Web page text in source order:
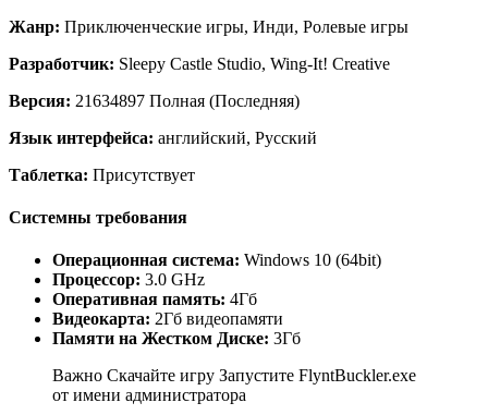
Жанр: Приключенческие игры, Инди, Ролевые игры
Разработчик: Sleepy Castle Studio, Wing-It! Creative
Версия: 21634897 Полная (Последняя)
Язык интерфейса: английский, Русский
Таблетка: Присутствует
Системны требования
Операционная система: Windows 10 (64bit)
Процессор: 3.0 GHz
Оперативная память: 4Гб
Видеокарта: 2Гб видеопамяти
Памяти на Жестком Диске: 3Гб
Важно Скачайте игру Запустите FlyntBuckler.exe
от имени администратора